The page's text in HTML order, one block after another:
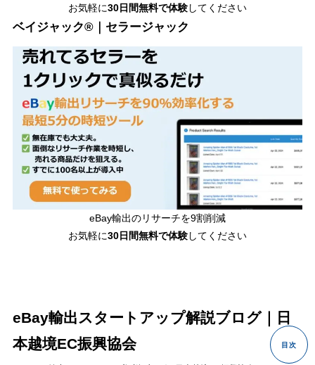
お気軽に30日間無料で体験してください
ベイジャック®｜セラージャック
eBay輸出のリサーチを9割削減
お気軽に30日間無料で体験してください
eBay輸出スタートアップ解説ブログ｜日
本越境EC振興協会